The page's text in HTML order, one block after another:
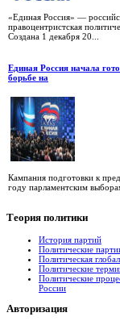
«Единая Россия» —
правоцентристская
Создана 1 декабря 20...
Единая Россия начала
борьбе на
Кампания подготовки к
году парламентским
Теория политики
История партий
Политические
Политическая
Политические
Политические
России
Авторизация